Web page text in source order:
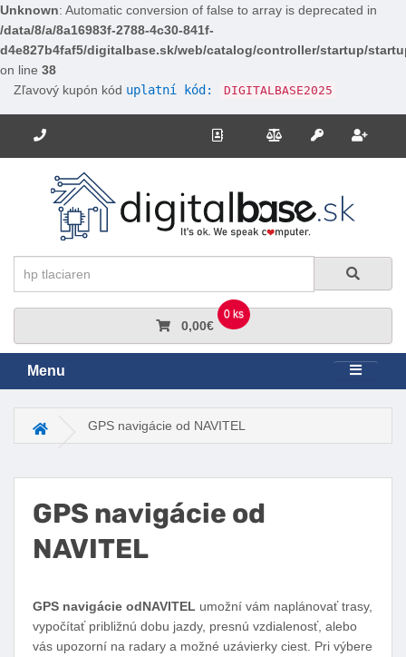
Unknown: Automatic conversion of false to array is deprecated in
/data/8/a/8a16983f-2788-4c30-841f-
d4e827b4faf5/digitalbase.sk/web/catalog/controller/startup/
on line 38
Zľavový kupón kód uplatní kód: DIGITALBASE2025
Potrebujete poradiť? Zavolajte nám. Kontakt Porovnanie
Prihlásiť sa
0 ks
0,00€
Menu
Hlavná stránkaGPS navigácie od NAVITEL
GPS navigácie od
NAVITEL
Facebook
Twitter
Pinterest
LinkedIn
Tumblr
reddit
GPS navigácie odNAVITEL umožní vám naplánovať trasy,
vypočítať približnú dobu jazdy, presnú vzdialenosť, alebo
vás upozorní na radary a možné uzávierky ciest. Pri výbere